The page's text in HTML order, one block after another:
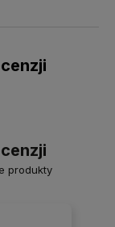
produkty